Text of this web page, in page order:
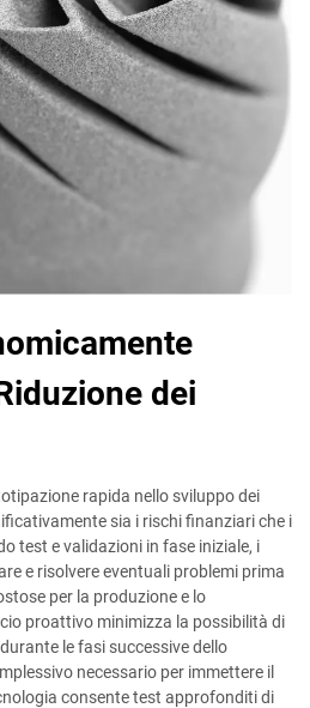
dei
rapida nello sviluppo dei
sia i rischi finanziari che i
test e validazioni in fase iniziale, i
e risolvere eventuali problemi prima
per la produzione e lo
proattivo minimizza la possibilità di
le fasi successive dello
necessario per immettere il
consente test approfonditi di